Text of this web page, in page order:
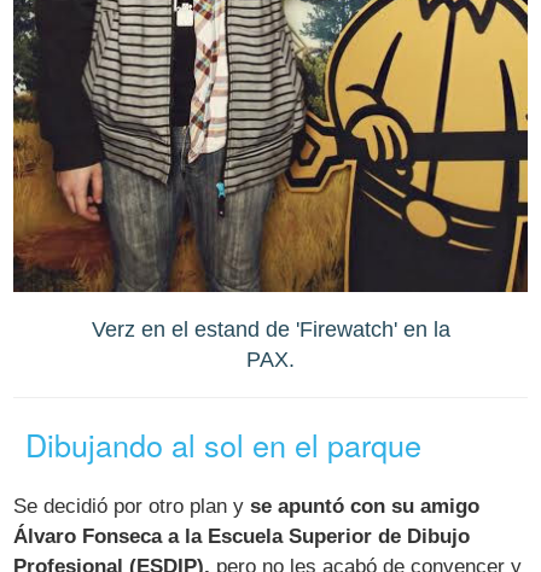
Verz en el estand de 'Firewatch' en la
PAX.
Dibujando al sol en el parque
Se decidió por otro plan y se apuntó con su amigo
Álvaro Fonseca a la Escuela Superior de Dibujo
Profesional (ESDIP), pero no les acabó de convencer y